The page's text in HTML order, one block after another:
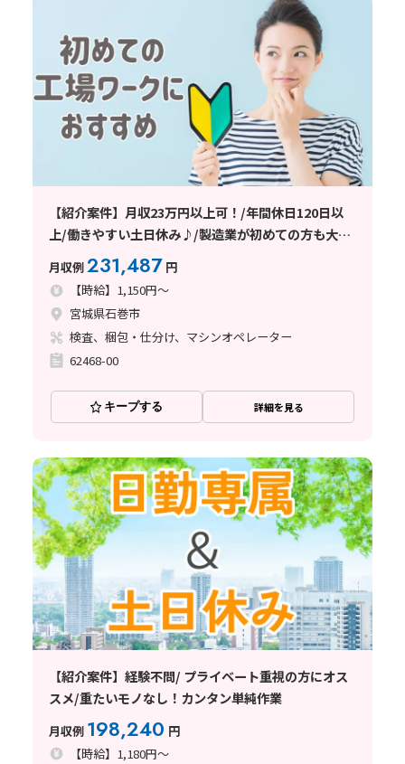
【紹介案件】月収23万円以上可！/年間休日120日以
上/働きやすい土日休み♪/製造業が初めての方も大歓
迎です★
月収例231,487 円
【時給】1,150円～
宮城県石巻市
検査、梱包・仕分け、マシンオペレーター
62468-00
キープする 詳細を見る
【紹介案件】経験不問/ プライベート重視の方にオス
スメ/重たいモノなし！カンタン単純作業
月収例 198,240 円
【時給】1,180円～